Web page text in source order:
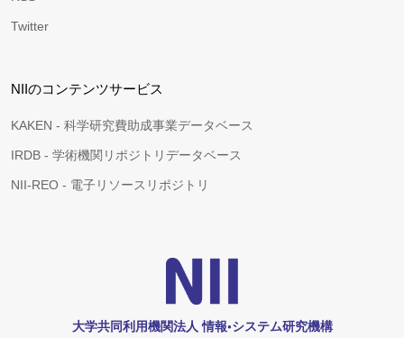
Twitter
NIIのコンテンツサービス
KAKEN - 科学研究費助成事業データベース
IRDB - 学術機関リポジトリデータベース
NII-REO - 電子リソースリポジトリ
大学共同利用機関法人 情報•システム研究機構